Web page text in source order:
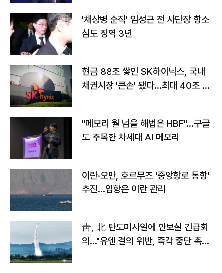
'채상병 순직' 임성근 전 사단장 항소
심도 징역 3년
현금 88조 쌓인 SK하이닉스, 국내
채권시장 '큰손' 됐다…최대 40조 투
"메모리 월 넘을 해법은 HBF"…구글
도 주목한 차세대 AI 메모리
이란·오만, 호르무즈 '중앙항로 통항'
추진…입항은 이란 관리
靑, 北 탄도미사일에 안보실 긴급회
의…"유엔 결의 위반, 즉각 중단 촉